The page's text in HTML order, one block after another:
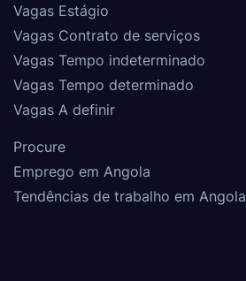
Vagas Estágio
Vagas Contrato de serviços
Vagas Tempo indeterminado
Vagas Tempo determinado
Vagas A definir
Procure
Emprego em Angola
Tendências de trabalho em Angola